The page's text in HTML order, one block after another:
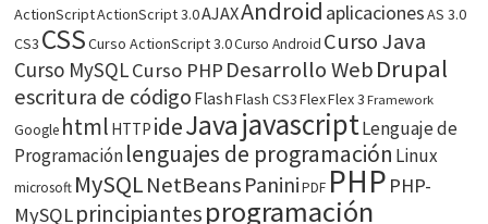
ActionScriptActionScript 3.0AJAXAndroid aplicacionesAS 3.0
CS3 CSSCurso ActionScript 3.0Curso Android Curso Java
Curso MySQLCurso PHP Desarrollo WebDrupal
escritura de código FlashFlash CS3FlexFlex 3 Framework
Google html HTTP ideJavajavascriptLenguaje de
Programaciónlenguajes de programación Linux
microsoft MySQLNetBeans Panini PDF PHP PHP-
MySQLprincipiantesprogramación